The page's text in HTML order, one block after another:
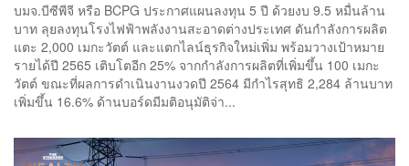
บมจ.บีซีพีจี หรือ BCPG ประกาศแผนลงทุน 5 ปี ด้วยงบ 9.5 หมื่นล้าน
บาท ลุยลงทุนโรงไฟฟ้าพลังงานสะอาดต่างประเทศ ดันกำลังการผลิต
แตะ 2,000 เมกะวัตต์ และแตกไลน์ธุรกิจใหม่เพิ่ม พร้อมวางเป้าหมาย
รายได้ปี 2565 เติบโตอีก 25% จากกำลังการผลิตที่เพิ่มขึ้น 100 เมกะ
วัตต์ ขณะที่ผลการดำเนินงานงวดปี 2564 มีกำไรสุทธิ 2,284 ล้านบาท
เพิ่มขึ้น 16.6% ด้านบอร์ดมีมติอนุมัติจ่า...